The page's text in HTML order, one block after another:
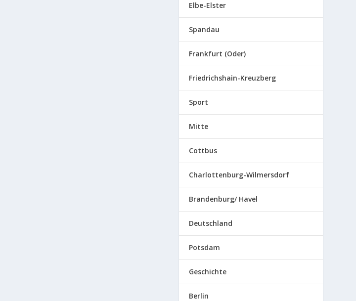
Elbe-Elster
Spandau
Frankfurt (Oder)
Friedrichshain-Kreuzberg
Sport
Mitte
Cottbus
Charlottenburg-Wilmersdorf
Brandenburg/ Havel
Deutschland
Potsdam
Geschichte
Berlin